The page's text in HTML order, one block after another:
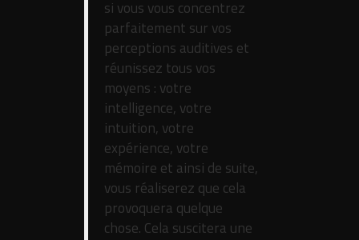
si vous vous concentrez
parfaitement sur vos
perceptions auditives et
réunissez tous vos
moyens : votre
intelligence, votre
intuition, votre
expérience, votre
mémoire et ainsi de suite,
vous réaliserez que cela
provoquera quelque
chose. Cela suscitera une